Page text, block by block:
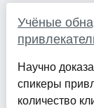
Учёные
Научно
спикеры
количество